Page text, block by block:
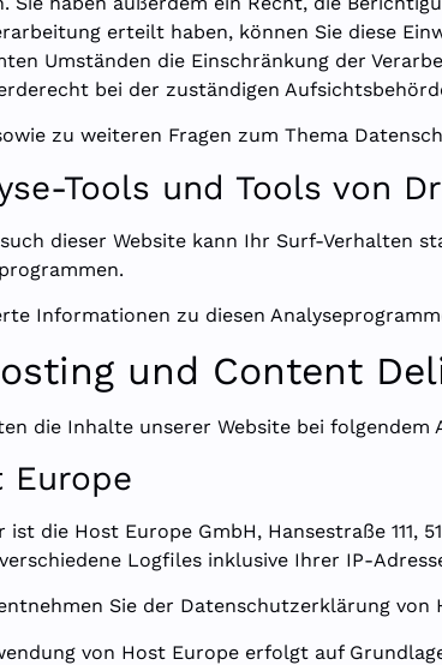
erteilt haben, können Sie diese
Umständen die Einschränkung der
bei der zuständigen
zu weiteren Fragen zum Thema
Tools und Tools von
dieser Website kann Ihr Surf-Verhalten
Informationen zu diesen
und Content
die Inhalte unserer Website bei folgendem
Europe
ist die Host Europe GmbH, Hansestraße 111,
Logfiles inklusive Ihrer IP-
Sie der Datenschutzerklärung von
von Host Europe erfolgt auf